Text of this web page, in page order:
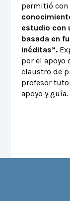
permitió
estudio con
basada en
inéditas”.
por el apoyo
claustro de
profesor
apoyo y guía.